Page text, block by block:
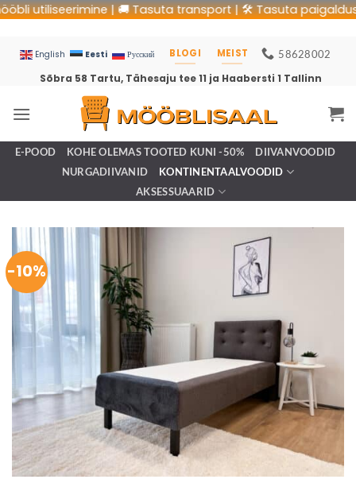
transport |
English Eesti Русский BLOGI MEIST 58628002
Sõbra 58 Tartu, Tähesaju tee 11 ja Haabersti 1 Tallinn
E-POOD KOHE OLEMAS TOOTED KUNI -50%
DIIVANVOODID
NURGADIIVANID
KONTINENTAALVOODID
AKSESSUAARID
-10%